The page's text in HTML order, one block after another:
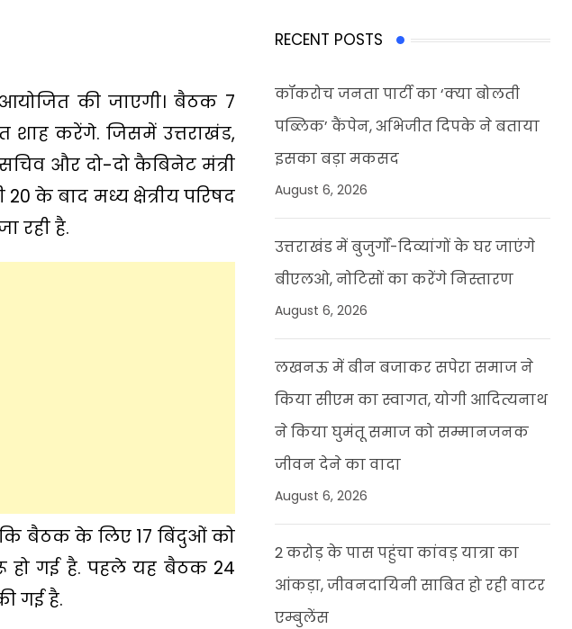
की जाएगी। बैठक 7
शाह करेंगे. जिसमें उत्तराखंड,
और दो-दो कैबिनेट मंत्री
के बाद मध्य क्षेत्रीय परिषद
रही है.
कि बैठक के लिए 17 बिंदुओं को
हो गई है. पहले यह बैठक 24
गई है.
RECENT POSTS
कॉकरोच जनता पार्टी का ‘क्या बोलती
पब्लिक’ कैंपेन, अभिजीत दिपके ने बताया
इसका बड़ा मकसद
August 6, 2026
उत्तराखंड में बुजुर्गों-दिव्यांगों के घर जाएंगे
बीएलओ, नोटिसों का करेंगे निस्तारण
August 6, 2026
लखनऊ में बीन बजाकर सपेरा समाज ने
किया सीएम का स्वागत, योगी आदित्यनाथ
ने किया घुमंतू समाज को सम्मानजनक
जीवन देने का वादा
August 6, 2026
2 करोड़ के पास पहुंचा कांवड़ यात्रा का
आंकड़ा, जीवनदायिनी साबित हो रही वाटर
एम्बुलेंस